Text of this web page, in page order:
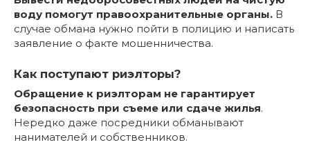
воду помогут правоохранительные органы. В
случае обмана нужно пойти в полицию и написать
заявление о факте мошенничества.
Как поступают риэлторы?
Обращение к риэлторам не гарантирует
безопасность при съеме или сдаче жилья.
Нередко даже посредники обманывают
нанимателей и собственников.